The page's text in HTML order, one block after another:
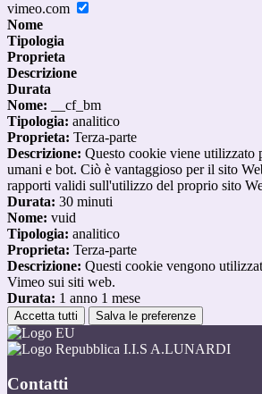
vimeo.com
Nome
Tipologia
Proprieta
Descrizione
Durata
Nome: __cf_bm
Tipologia: analitico
Proprieta: Terza-parte
Descrizione: Questo cookie viene utilizzato
umani e bot. Ciò è vantaggioso per il sito
rapporti validi sull'utilizzo del proprio sito
Durata: 30 minuti
Nome: vuid
Tipologia: analitico
Proprieta: Terza-parte
Descrizione: Questi cookie vengono
Vimeo sui siti web.
Durata: 1 anno 1 mese
Accetta tutti Salva le preferenze
I.I.S A.LUNARDI
Contatti